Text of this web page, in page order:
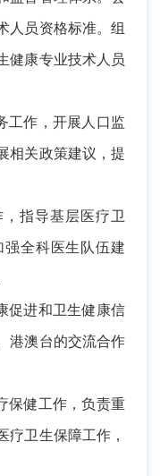
人员资格标准。组
健康专业技术人员
作，开展人口监
相关政策建议，提
指导基层医疗卫
全科医生队伍建
进和卫生健康信
港澳台的交流合作
健工作，负责重
疗卫生保障工作，